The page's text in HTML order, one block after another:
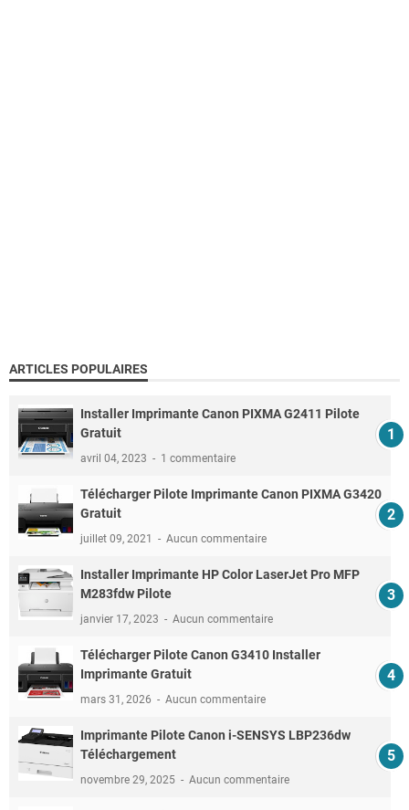
ARTICLES POPULAIRES
Installer Imprimante Canon PIXMA G2411 Pilote
Gratuit
avril 04, 2023 1 commentaire
Télécharger Pilote Imprimante Canon PIXMA G3420
Gratuit
juillet 09, 2021 Aucun commentaire
Installer Imprimante HP Color LaserJet Pro MFP
M283fdw Pilote
janvier 17, 2023 Aucun commentaire
Télécharger Pilote Canon G3410 Installer
Imprimante Gratuit
mars 31, 2026 Aucun commentaire
Imprimante Pilote Canon i-SENSYS LBP236dw
Téléchargement
novembre 29, 2025 Aucun commentaire